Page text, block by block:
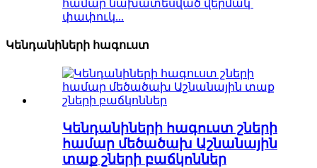
համար նախատեսված վերմակ՝
փափուկ...
Կենդանիների հագուստ
Կենդանիների հագուստ շների
համար մեծածախ Աշնանային
տաք շների բաճկոններ